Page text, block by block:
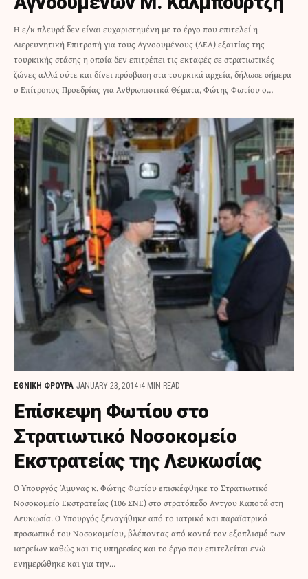
Η ε/κ πλευρά δεν είναι ευχαριστημένη με το έργο που επιτελεί η
Διερευνητική Επιτροπή για τους Αγνοουμένους (ΔΕΑ) εξαιτίας της
τουρκικής στάσης η οποία δεν επιτρέπει τις εκταφές σε στρατιωτικές
ζώνες αλλά ούτε και δίνει πρόσβαση στα τουρκικά αρχεία, δήλωσε σήμερα
ο Επίτροπος Προεδρίας για Ανθρωπιστικά Θέματα, Φώτης Φωτίου ο…
ΕΘΝΙΚΗ ΦΡΟΥΡΑ JANUARY 23, 2014 4 MIN READ
Επίσκεψη Φωτίου στο
Στρατιωτικό Νοσοκομείο
Εκστρατείας της Λευκωσίας
Ο Υπουργός Άμυνας κ. Φώτης Φωτίου επισκέφθηκε το Στρατιωτικό
Νοσοκομείο Εκστρατείας (106 ΣΝΕ) στο στρατόπεδο Αντγου Καποτά στη
Λευκωσία. Ο Υπουργός ξεναγήθηκε από το ιατρικό και παραϊατρικό
προσωπικό του Νοσοκομείου, βλέποντας από κοντά τον εξοπλισμό των
ιατρείων καθώς και τις υπηρεσίες και το έργο που επιτελείται ενώ
ενημερώθηκε και για την…